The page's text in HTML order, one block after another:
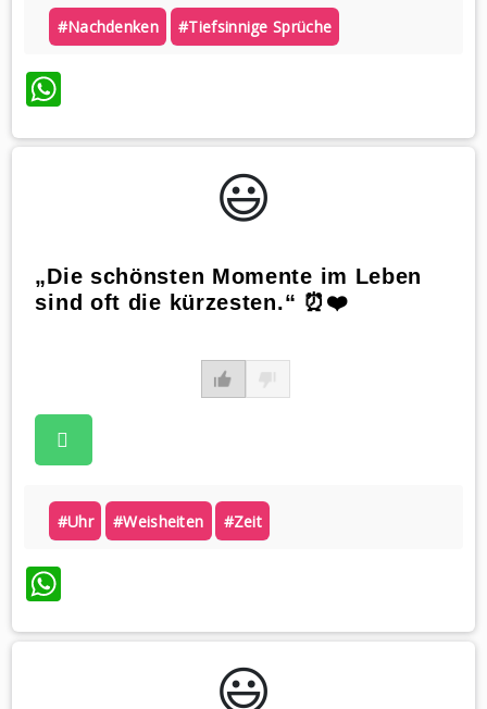
#nachdenken #tiefsinnige Sprüche
WhatsApp
😃️
„Die schönsten Momente im Leben
sind oft die kürzesten.“ ⏰❤️
#uhr #weisheiten #zeit
WhatsApp
😃️